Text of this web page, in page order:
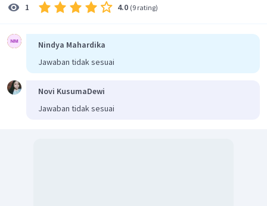
1 4.0 (9 rating)
Nindya Mahardika
Jawaban tidak sesuai
Novi KusumaDewi
Jawaban tidak sesuai